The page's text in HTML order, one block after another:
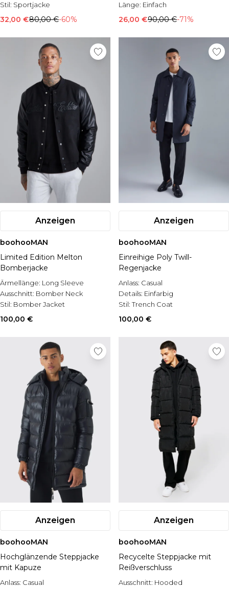
Stil: Sportjacke
32,00 €80,00 €-60%
Länge: Einfach
26,00 €90,00 €-71%
Anzeigen
boohooMAN
Limited Edition Melton
Bomberjacke
Ärmellänge: Long Sleeve
Ausschnitt: Bomber Neck
Stil: Bomber Jacket
100,00 €
Anzeigen
boohooMAN
Einreihige Poly Twill-
Regenjacke
Anlass: Casual
Details: Einfarbig
Stil:Trench Coat
100,00 €
Anzeigen
boohooMAN
Hochglänzende Steppjacke
mit Kapuze
Anlass: Casual
Anzeigen
boohooMAN
Recycelte Steppjacke mit
Reißverschluss
Ausschnitt: Hooded